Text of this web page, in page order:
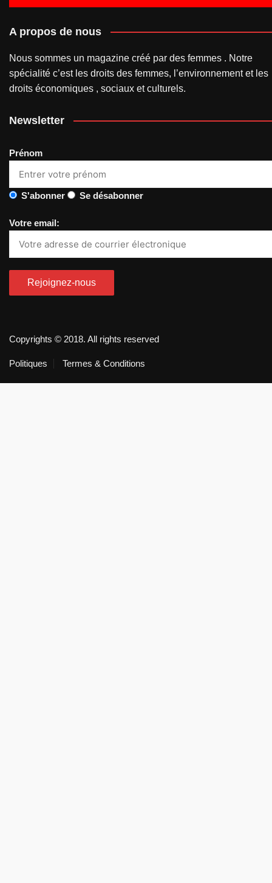
A propos de nous
Nous sommes un magazine créé par des femmes . Notre
spécialité c’est les droits des femmes, l’environnement et les
droits économiques , sociaux et culturels.
Newsletter
Prénom
S'abonner Se désabonner
Votre email:
Copyrights © 2018. All rights reserved
Politiques Termes & Conditions